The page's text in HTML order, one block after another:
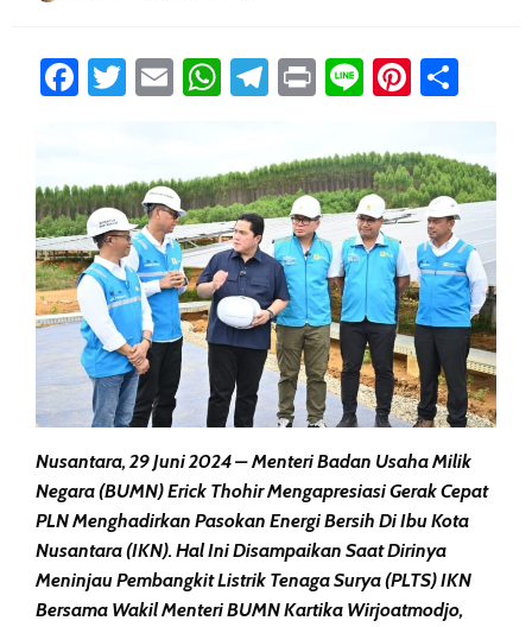
Facebook
Twitter
EmailWhatsApp
Telegram
PrintLine
Nusantara, 29 Juni 2024 – Menteri Badan Usaha Milik
Negara (BUMN) Erick Thohir Mengapresiasi Gerak Cepat
PLN Menghadirkan Pasokan Energi Bersih Di Ibu Kota
Nusantara (IKN). Hal Ini Disampaikan Saat Dirinya
Meninjau Pembangkit Listrik Tenaga Surya (PLTS) IKN
Bersama Wakil Menteri BUMN Kartika Wirjoatmodjo,